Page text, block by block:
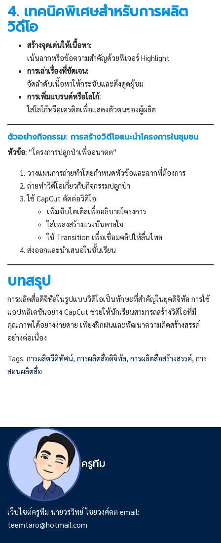
4. เทคนิคพิเศษสำหรับการผลิต
วิดีโอ
สร้างจุดเด่นให้เนื้อหา:
เน้นฉากหรือข้อความสำคัญด้วยฟีเจอร์ Highlight
การเล่าเรื่องที่ชัดเจน:
จัดลำดับเนื้อหาให้กระชับและดึงดูดผู้ชม
การเพิ่มแบรนด์หรือโลโก้:
ใส่โลโก้หรือเครดิตเพื่อแสดงตัวตนของผู้ผลิต
ตัวอย่างกิจกรรม: การสร้างวิดีโอแนะนำโครงการในชุมชน
หัวข้อ: “โครงการปลูกป่าเพื่ออนาคต”
วางแผนการถ่ายทำโดยกำหนดหัวข้อและฉากที่ต้องการ
ถ่ายทำวิดีโอเกี่ยวกับกิจกรรมปลูกป่า
ใช้ CapCut ตัดต่อวิดีโอ:
เพิ่มซับไตเติลเพื่ออธิบายโครงการ
ใส่เพลงสร้างแรงบันดาลใจ
ใช้ Transition เพื่อเชื่อมคลิปให้ลื่นไหล
ส่งออกและนำเสนอในชั้นเรียน
บทสรุป
การผลิตสื่อดิจิทัลในรูปแบบวิดีโอเป็นทักษะที่สำคัญในยุคดิจิทัล การใช้
แอปพลิเคชันอย่าง CapCut ช่วยให้นักเรียนสามารถสร้างวิดีโอที่มี
คุณภาพได้อย่างง่ายดาย เพียงฝึกฝนและพัฒนาความคิดสร้างสรรค์
อย่างต่อเนื่อง
Tags: การผลิตวีดิทัศน์ การผลิตสื่อดิจิทัล การผลิตสื่อสร้างสรรค์ การ
สอนผลิตสื่อ
ครูทีม
เว็บไซต์ครูทีม นายวรวิทย์ ไชยวงศ์คต email:
teemtaro@hotmail.com